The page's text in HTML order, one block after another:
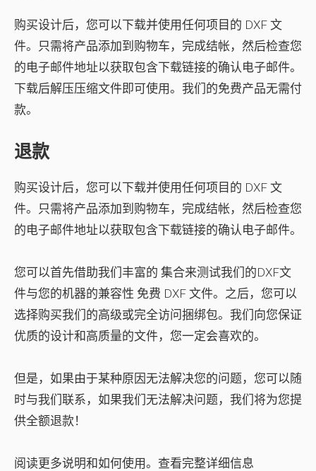
购买设计后，您可以下载并使用任何项目的 DXF 文
件。只需将产品添加到购物车，完成结帐，然后检查您
的电子邮件地址以获取包含下载链接的确认电子邮件。
下载后解压压缩文件即可使用。我们的免费产品无需付
款。
退款
购买设计后，您可以下载并使用任何项目的 DXF 文
件。只需将产品添加到购物车，完成结帐，然后检查您
的电子邮件地址以获取包含下载链接的确认电子邮件。
您可以首先借助我们丰富的 集合来测试我们的DXF文
件与您的机器的兼容性 免费 DXF 文件。之后，您可以
选择购买我们的高级或完全访问捆绑包。我们向您保证
优质的设计和高质量的文件，您一定会喜欢的。
但是，如果由于某种原因无法解决您的问题，您可以随
时与我们联系，如果我们无法解决问题，我们将为您提
供全额退款！
阅读更多说明和如何使用。查看完整详细信息